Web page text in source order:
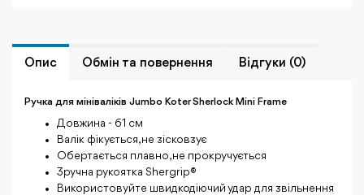
Опис Обмiн та повернення Відгуки (0)
Ручка для мініваліків Jumbo Koter Sherlock Mini Frame
Довжина - 61 см
Валік фікується, не зісковзує
Обертається плавно, не прокручується
Зручна рукоятка Shergrip®
Використовуйте швидкодіючий удар для звільнення